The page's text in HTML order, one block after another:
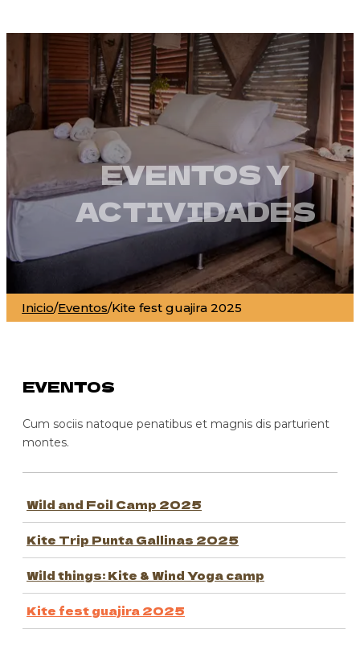
EVENTOS Y
ACTIVIDADES
Inicio/Eventos/Kite fest guajira 2025
EVENTOS
Cum sociis natoque penatibus et magnis dis parturient
montes.
Wild and Foil Camp 2025
Kite Trip Punta Gallinas 2025
Wild things: Kite & Wind Yoga camp
Kite fest guajira 2025